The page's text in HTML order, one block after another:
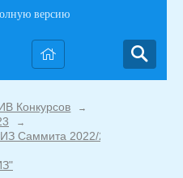
версию
Конкурсов →
→
Саммита 2022/2023